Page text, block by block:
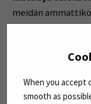
When you accept
smooth as
meidän
elementeistä ja
inhimillinen
strategiaamme